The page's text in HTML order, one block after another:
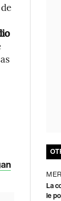
La
le